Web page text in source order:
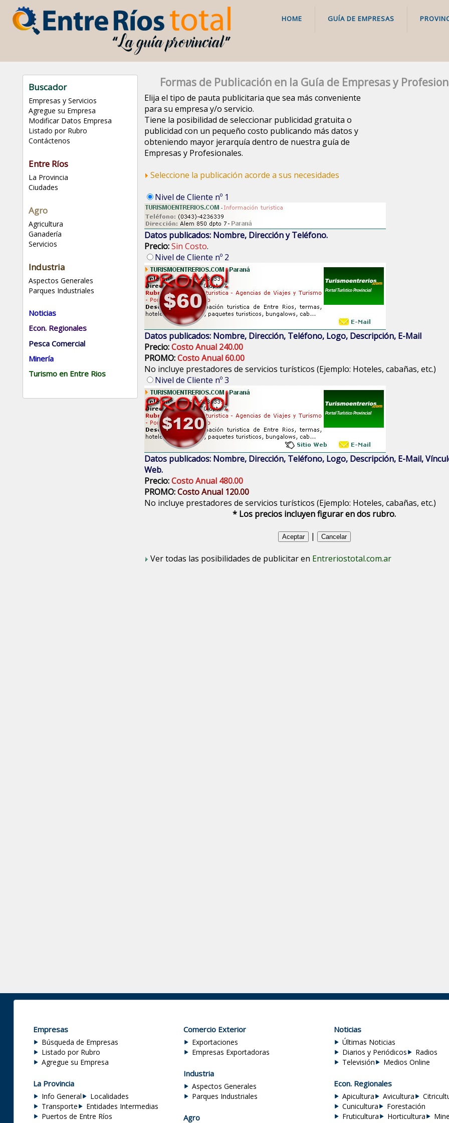
HOME GUÍA DE EMPRESAS
Buscador
Empresas y Servicios
Agregue su Empresa
Modificar Datos Empresa
Listado por Rubro
Contáctenos
Entre Ríos
La Provincia
Ciudades
Agro
Agricultura
Ganadería
Servicios
Industria
Aspectos Generales
Parques Industriales
Noticias
Econ. Regionales
Pesca Comercial
Minería
Turismo en Entre Rios
Formas de Publicación en la Guía de Empresas y
Elija el tipo de pauta publicitaria que sea más conveniente
para su empresa y/o servicio.
Tiene la posibilidad de seleccionar publicidad gratuita o
publicidad con un pequeño costo publicando más datos y
obteniendo mayor jerarquía dentro de nuestra guía de
Empresas y Profesionales.
Seleccione la publicación acorde a sus necesidades
Nivel de Cliente nº 1
Datos publicados: Nombre, Dirección y Teléfono.
Precio:Sin Costo.
Nivel de Cliente nº 2
Datos publicados: Nombre, Dirección, Teléfono, Logo, Descripción, E-Mail
Precio:Costo Anual 240.00
PROMO:Costo Anual 60.00
No incluye prestadores de servicios turísticos (Ejemplo: Hoteles, cabañas, etc.)
Nivel de Cliente nº 3
Datos publicados: Nombre, Dirección, Teléfono, Logo, Descripción, E-Mail,
Web.
Precio:Costo Anual 480.00
PROMO:Costo Anual 120.00
No incluye prestadores de servicios turísticos (Ejemplo: Hoteles, cabañas, etc.)
* Los precios incluyen figurar en dos rubro.
|
Ver todas las posibilidades de publicitar en Entreriostotal.com.ar
Empresas
Búsqueda de Empresas
Listado por Rubro
Agregue su Empresa
La Provincia
Info General
Localidades
Transporte
Entidades Intermedias
Puertos de Entre Ríos
Comercio Exterior
Exportaciones
Empresas Exportadoras
Industria
Aspectos Generales
Parques Industriales
Agro
Noticias
Últimas Noticias
Diarios y Periódicos
Radios
Televisión
Medios Online
Econ. Regionales
Apicultura Avicultura
Cunicultura
Forestación
Fruticultura
Horticultura